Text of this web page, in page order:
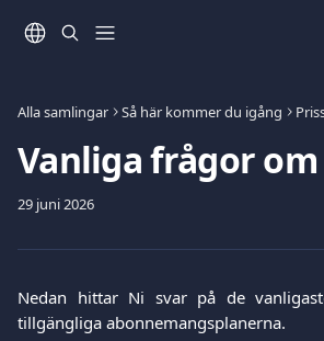
Alla samlingar Så här kommer du igång
Vanliga frågor
29 juni 2026
Nedan hittar Ni svar på de
tillgängliga abonnemangsplanerna.